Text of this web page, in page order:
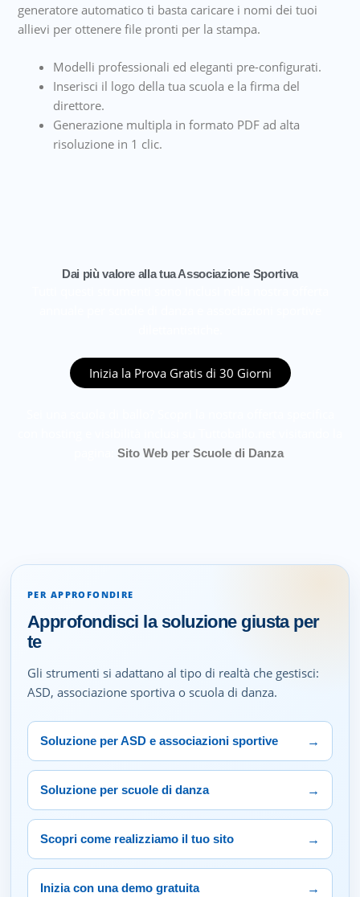
generatore automatico ti basta caricare i nomi dei tuoi
allievi per ottenere file pronti per la stampa.
Modelli professionali ed eleganti pre-configurati.
Inserisci il logo della tua scuola e la firma del
direttore.
Generazione multipla in formato PDF ad alta
risoluzione in 1 clic.
Dai più valore alla tua Associazione Sportiva
Inizia la Prova Gratis di 30 Giorni
Sito Web per Scuole di Danza.
PER APPROFONDIRE
Approfondisci la soluzione giusta per
te
Gli strumenti si adattano al tipo di realtà che gestisci:
ASD, associazione sportiva o scuola di danza.
Soluzione per ASD e associazioni sportive →
Soluzione per scuole di danza →
Scopri come realizziamo il tuo sito →
Inizia con una demo gratuita →